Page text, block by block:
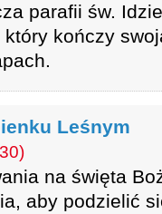
parafii św.
kończy
Leśnym
na święta
aby podzielić